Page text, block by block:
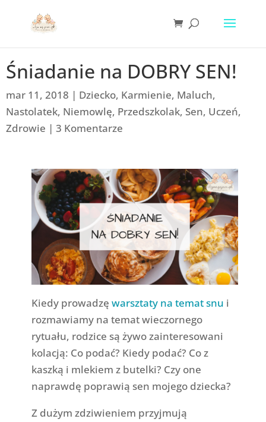
Śniadanie na DOBRY SEN!
mar 11, 2018 | Dziecko, Karmienie, Maluch,
Nastolatek, Niemowlę, Przedszkolak, Sen, Uczeń,
Zdrowie | 3 Komentarze
Kiedy prowadzęwarsztaty na temat snu i
rozmawiamy na temat wieczornego
rytuału, rodzice są żywo zainteresowani
kolacją: Co podać? Kiedy podać? Co z
kaszką i mlekiem z butelki? Czy one
naprawdę poprawią sen mojego dziecka?
Z dużym zdziwieniem przyjmują